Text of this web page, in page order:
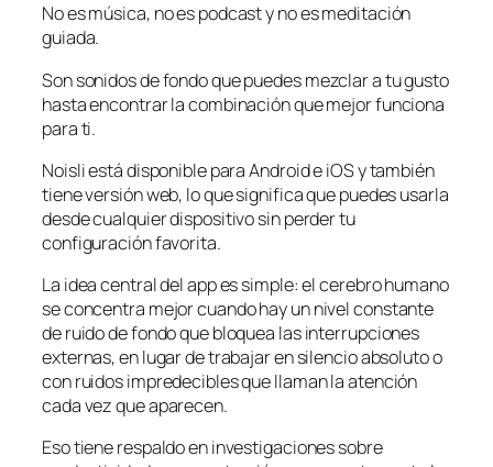
No es música, no es podcast y no es meditación
guiada.
Son sonidos de fondo que puedes mezclar a tu gusto
hasta encontrar la combinación que mejor funciona
para ti.
Noisli está disponible para Android e iOS y también
tiene versión web, lo que significa que puedes usarla
desde cualquier dispositivo sin perder tu
configuración favorita.
La idea central del app es simple: el cerebro humano
se concentra mejor cuando hay un nivel constante
de ruido de fondo que bloquea las interrupciones
externas, en lugar de trabajar en silencio absoluto o
con ruidos impredecibles que llaman la atención
cada vez que aparecen.
Eso tiene respaldo en investigaciones sobre